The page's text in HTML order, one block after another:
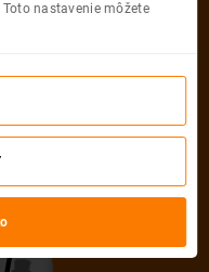
pobyt
nájsť
ale uvedenú
Možno, že je
URL adresa
nastavenie môžete